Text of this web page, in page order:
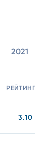
2021
РЕЙТИНГ
3.10